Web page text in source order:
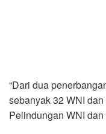
“Dari dua
sebanyak 32 WNI
Pelindungan WNI